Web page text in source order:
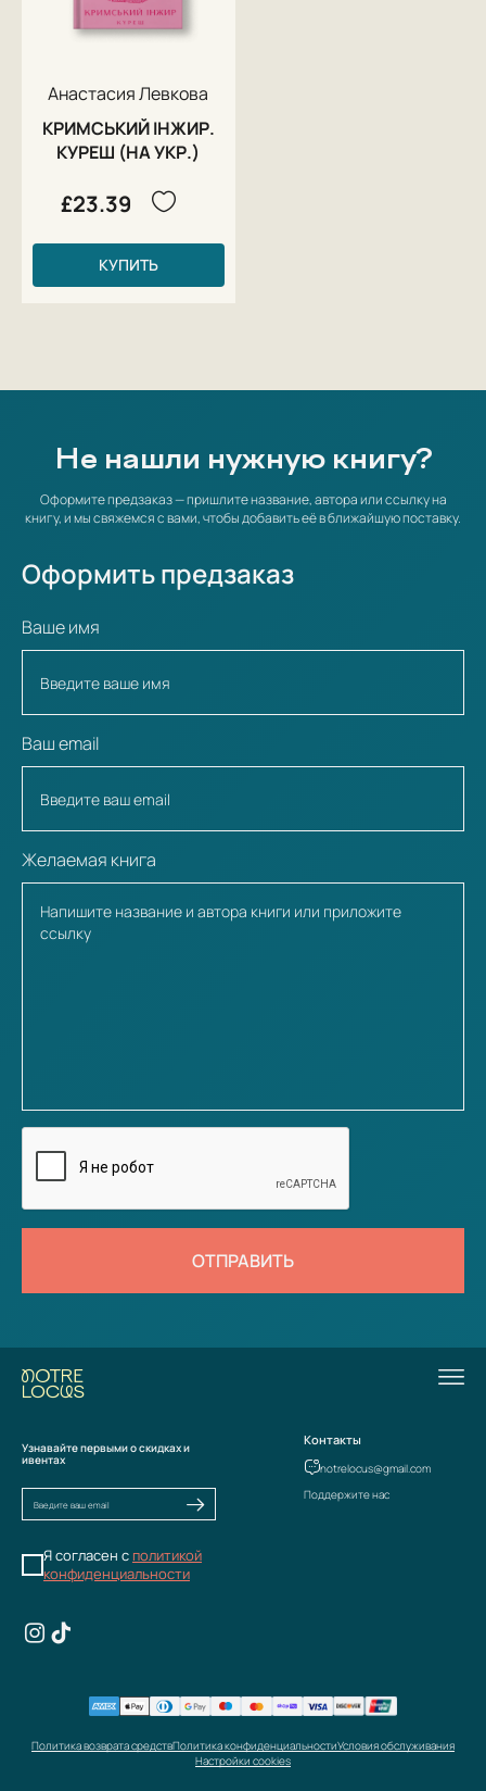
Анастасия Левкова
КРИМСЬКИЙ ІНЖИР.
КУРЕШ (НА УКР.)
£23.39
КУПИТЬ
Не нашли нужную книгу?
Оформите предзаказ — пришлите название, автора или ссылку на
книгу, и мы свяжемся с вами, чтобы добавить её в ближайшую поставку.
Оформить предзаказ
Ваше имя
Ваш email
Желаемая книга
ОТПРАВИТЬ
Узнавайте первыми о скидках и
ивентах
Я согласен с политикой
конфиденциальности
Контакты
notrelocus@gmail.com
Поддержите нас
Политика возврата средствПолитика конфиденциальностиУсловия обслуживания
Настройки cookies